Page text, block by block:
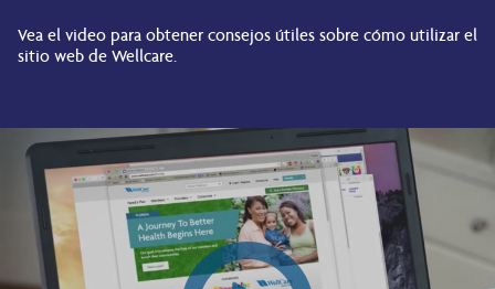
Vea el video para obtener consejos útiles sobre cómo utilizar el
sitio web de Wellcare.